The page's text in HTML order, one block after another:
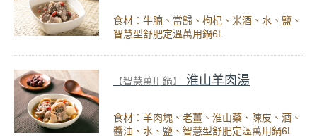
食材：牛腩、當歸、枸杞、米酒、水、鹽、
智慧型舒肥定溫萬用鍋6L
【智慧萬用鍋】 淮山羊肉湯
食材：羊肉塊、老薑、淮山藥、陳皮、酒、
醬油、水、鹽、智慧型舒肥定溫萬用鍋6L